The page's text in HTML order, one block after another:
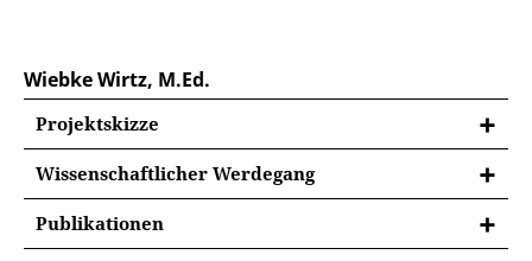
Wiebke Wirtz, M.Ed.
Projektskizze
Wissenschaftlicher Werdegang
Wissenschaftlicher Werdegang
seit Oktober 2016 | Doktorandin an der
Publikationen